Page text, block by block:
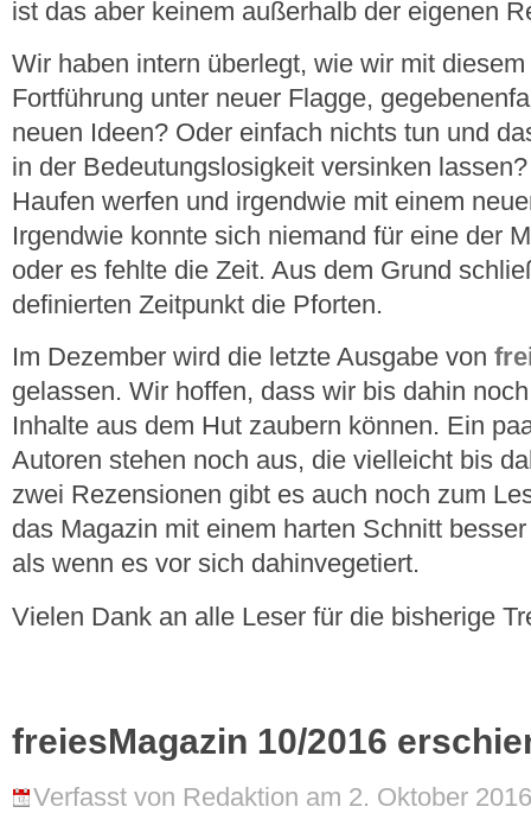
ist das aber keinem außerhalb der eigenen
Wir haben intern überlegt, wie wir mit
Fortführung unter neuer Flagge,
neuen Ideen? Oder einfach nichts tun und
in der Bedeutungslosigkeit versinken
Haufen werfen und irgendwie mit einem
Irgendwie konnte sich niemand für eine der
oder es fehlte die Zeit. Aus dem Grund
definierten Zeitpunkt die Pforten.
Im Dezember wird die letzte Ausgabe von
gelassen. Wir hoffen, dass wir bis dahin
Inhalte aus dem Hut zaubern können. Ein
Autoren stehen noch aus, die vielleicht bis
zwei Rezensionen gibt es auch noch zum
das Magazin mit einem harten Schnitt
als wenn es vor sich dahinvegetiert.
Vielen Dank an alle Leser für die bisherige
freiesMagazin 10/2016
Verfasst von Redaktion am 2. Oktober